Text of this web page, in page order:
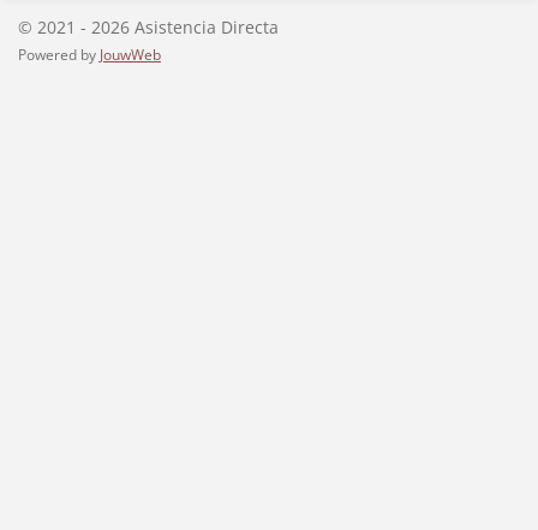
© 2021 - 2026 Asistencia Directa
Powered by JouwWeb